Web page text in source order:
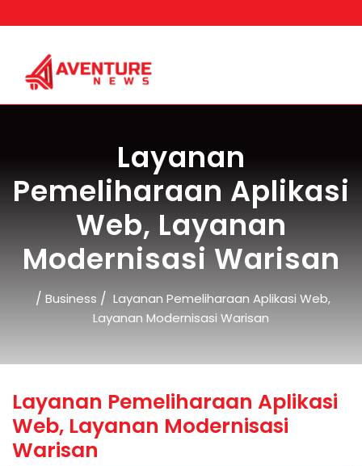
to
Layanan
Pemeliharaan Aplikasi
Web, Layanan
Modernisasi Warisan
/ Business / Layanan Pemeliharaan Aplikasi Web,
Layanan Modernisasi Warisan
Layanan Pemeliharaan Aplikasi
Web, Layanan Modernisasi
Warisan